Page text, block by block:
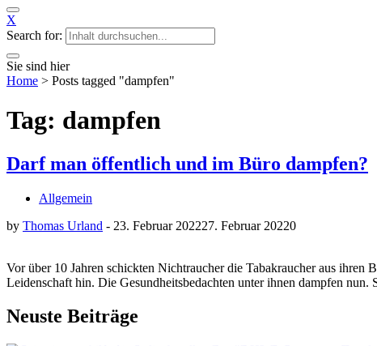
X
Search for:
Sie sind hier
Home > Posts tagged "dampfen"
Tag: dampfen
Darf man öffentlich und im Büro dampfen?
Allgemein
by Thomas Urland - 23. Februar 202227. Februar 20220
Vor über 10 Jahren schickten Nichtraucher die Tabakraucher aus ihren
Leidenschaft hin. Die Gesundheitsbedachten unter ihnen dampfen nun.
Neuste Beiträge